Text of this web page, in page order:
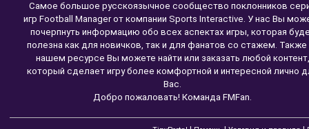
Самое большое русскоязычное сообщество поклонников
игр Football Manager от компании Sports Interactive. У нас Вы
почерпнуть информацию обо всех аспектах игры, которая
полезна как для новичков, так и для фанатов со стажем. Также
нашем ресурсе Вы можете найти или заказать любой контент,
который сделает игру более комфортной и интересной лично
Вас.
Добро пожаловать! Команда FMFan.